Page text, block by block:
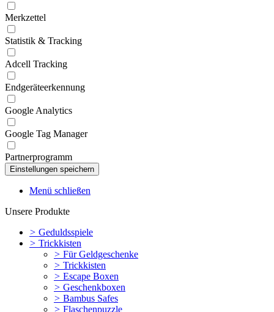
Merkzettel
Statistik & Tracking
Adcell Tracking
Endgeräteerkennung
Google Analytics
Google Tag Manager
Partnerprogramm
Menü schließen
Unsere Produkte
> Geduldsspiele
> Trickkisten
> Für Geldgeschenke
> Trickkisten
> Escape Boxen
> Geschenkboxen
> Bambus Safes
> Flaschenpuzzle